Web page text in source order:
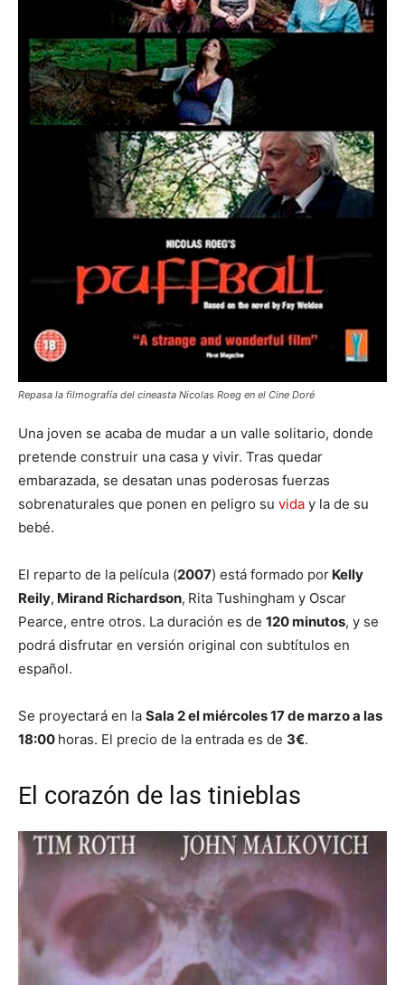
Repasa la filmografía del cineasta Nicolas Roeg en el Cine Doré
Una joven se acaba de mudar a un valle solitario, donde
pretende construir una casa y vivir. Tras quedar
embarazada, se desatan unas poderosas fuerzas
sobrenaturales que ponen en peligro su vida y la de su
bebé.
El reparto de la película (2007) está formado por Kelly
Reily, Mirand Richardson, Rita Tushingham y Oscar
Pearce, entre otros. La duración es de 120 minutos, y se
podrá disfrutar en versión original con subtítulos en
español.
Se proyectará en la Sala 2 el miércoles 17 de marzo a las
18:00 horas. El precio de la entrada es de 3€.
El corazón de las tinieblas